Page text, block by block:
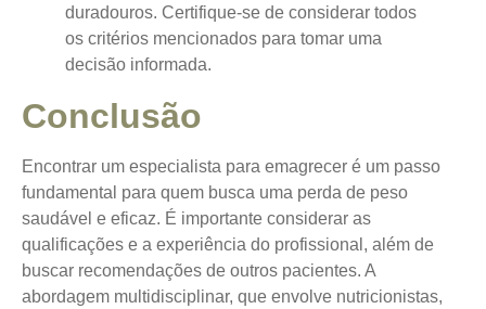
duradouros. Certifique-se de considerar todos
os critérios mencionados para tomar uma
decisão informada.
Conclusão
Encontrar um especialista para emagrecer é um passo
fundamental para quem busca uma perda de peso
saudável e eficaz. É importante considerar as
qualificações e a experiência do profissional, além de
buscar recomendações de outros pacientes. A
abordagem multidisciplinar, que envolve nutricionistas,